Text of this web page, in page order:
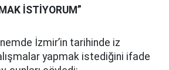
İSTİYORUM”
İzmir’in tarihinde iz
yapmak istediğini ifade